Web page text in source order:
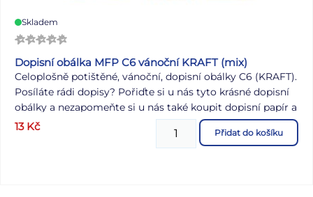
Skladem
Dopisní obálka MFP C6 vánoční KRAFT (mix)
Celoplošně potištěné, vánoční, dopisní obálky C6 (KRAFT).
Posíláte rádi dopisy? Pořiďte si u nás tyto krásné dopisní
obálky a nezapomeňte si u nás také koupit dopisní papír a
propisku! OBSAH BALENÍ: - 100 ks obálek (10 motivů)
Všech 100 ks dodáváme v pěkné papírové krabičce, která
13 Kč Přidat do košíku